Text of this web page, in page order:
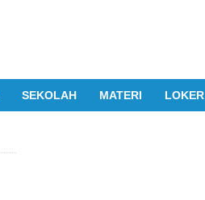
SEKOLAH MATERI LOKER